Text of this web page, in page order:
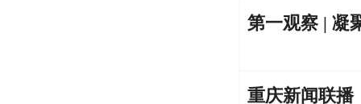
第一观察 | 凝
重庆新闻联播